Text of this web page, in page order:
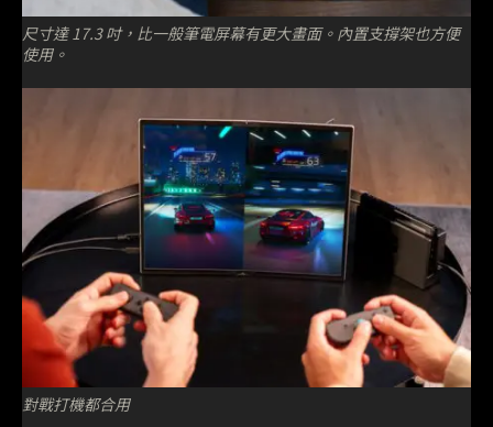
尺寸達 17.3 吋，比一般筆電屏幕有更大畫面。內置支撐架也方便
使用。
對戰打機都合用